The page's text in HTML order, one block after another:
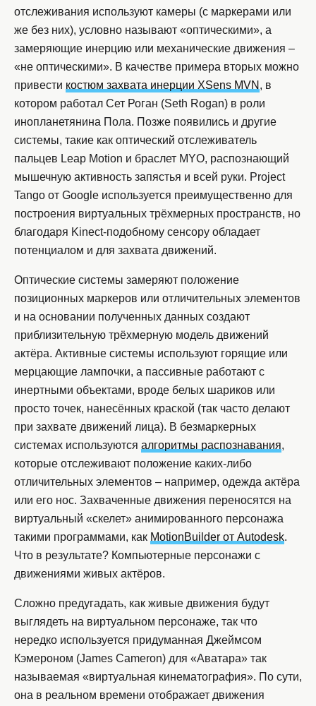
отслеживания используют камеры (с маркерами или
же без них), условно называют «оптическими», а
замеряющие инерцию или механические движения –
«не оптическими». В качестве примера вторых можно
привести костюм захвата инерции XSens MVN , в
котором работал Сет Роган (Seth Rogan) в роли
инопланетянина Пола. Позже появились и другие
системы, такие как оптический отслеживатель
пальцев Leap Motion и браслет MYO, распознающий
мышечную активность запястья и всей руки. Project
Tango от Google используется преимущественно для
построения виртуальных трёхмерных пространств, но
благодаря Kinect-подобному сенсору обладает
потенциалом и для захвата движений.
Оптические системы замеряют положение
позиционных маркеров или отличительных элементов
и на основании полученных данных создают
приблизительную трёхмерную модель движений
актёра. Активные системы используют горящие или
мерцающие лампочки, а пассивные работают с
инертными объектами, вроде белых шариков или
просто точек, нанесённых краской (так часто делают
при захвате движений лица). В безмаркерных
системах используются алгоритмы распознавания,
которые отслеживают положение каких-либо
отличительных элементов – например, одежда актёра
или его нос. Захваченные движения переносятся на
виртуальный «скелет» анимированного персонажа
такими программами, как MotionBuilder от Autodesk.
Что в результате? Компьютерные персонажи с
движениями живых актёров.
Сложно предугадать, как живые движения будут
выглядеть на виртуальном персонаже, так что
нередко используется придуманная Джеймсом
Кэмероном (James Cameron) для «Аватара» так
называемая «виртуальная кинематография». По сути,
она в реальном времени отображает движения